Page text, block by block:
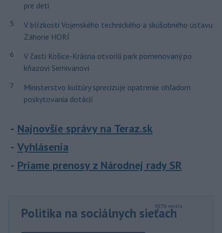
pre deti
5
V blízkosti Vojenského technického a skúšobného ústavu
Záhorie HORÍ
6
V časti Košice-Krásna otvorili park pomenovaný po
kňazovi Semivanovi
7
Ministerstvo kultúry sprecizuje opatrenie ohľadom
poskytovania dotácií
Najnovšie správy na Teraz.sk
Vyhlásenia
Priame prenosy z Národnej rady SR
Politika na sociálnych sieťach